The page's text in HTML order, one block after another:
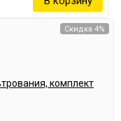
Скидка 4%